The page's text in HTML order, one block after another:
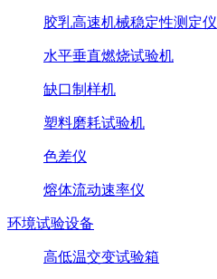
胶乳高速机械稳定性测定仪
水平垂直燃烧试验机
缺口制样机
塑料磨耗试验机
色差仪
熔体流动速率仪
环境试验设备
高低温交变试验箱